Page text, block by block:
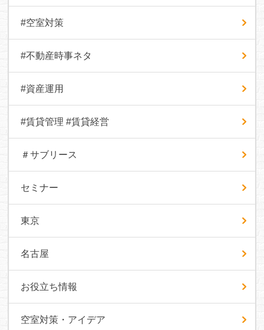
#空室対策
#不動産時事ネタ
#資産運用
#賃貸管理 #賃貸経営
＃サブリース
セミナー
東京
名古屋
お役立ち情報
空室対策・アイデア